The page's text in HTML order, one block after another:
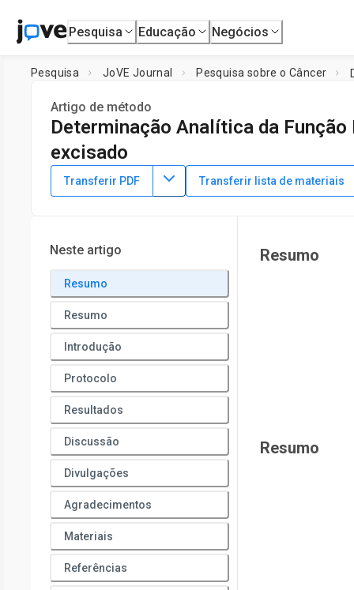
Pesquisa Educação Negócios
Pesquisa JoVE Journal Pesquisa sobre o Câncer
Artigo de método
Determinação Analítica da
excisado
DOI: 10.3791/62875 ⸱ 6 de agosto de 2021
Elizabeth R. M. Zunica1,2,3,Christopher L. Axelrod1,L.
Pennington Biomedical Research Center
University of Texas Southwestern Medical Center
Transferir PDF Transferir lista de materiais
Neste artigo
Resumo
Resumo
Introdução
Protocolo
Resultados
Discussão
Divulgações
Agradecimentos
Materiais
Referências
Resumo
Resumo